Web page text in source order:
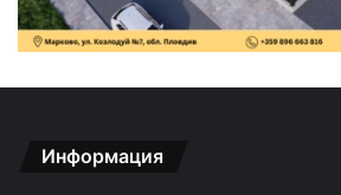
Информация